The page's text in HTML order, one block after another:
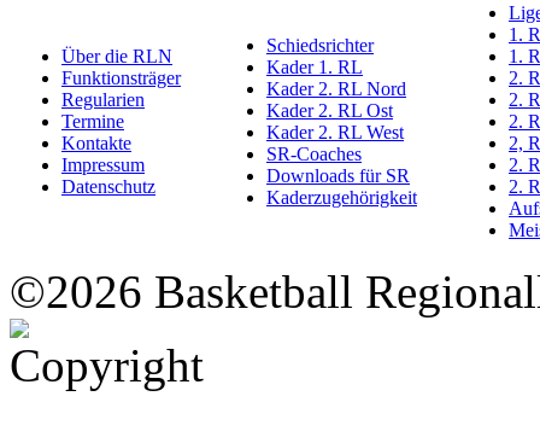
Über die RLN
Funktionsträger
Regularien
Termine
Kontakte
Impressum
Datenschutz
Schiedsrichter
Kader 1. RL
Kader 2. RL Nord
Kader 2. RL Ost
Kader 2. RL West
SR-Coaches
Downloads für SR
Kaderzugehörigkeit
1.
1.
2.
2.
2.
2,
2.
2.
©2026 Basketball